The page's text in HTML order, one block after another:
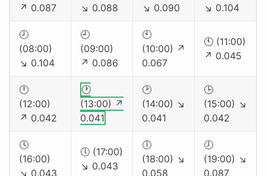
↗ 0.087
↘ 0.088
↘ 0.090
↘ 0.104
🕗
(08:00)
↘ 0.104
🕘
(09:00)
↗ 0.086
🕙
(10:00) ↗
0.067
🕚 (11:00)
↗ 0.045
🕛
(12:00)
↗ 0.042
🕐
(13:00) ↗
0.041
🕑
(14:00) ↘
0.041
🕒
(15:00) ↘
0.042
🕓
(16:00)
↘ 0.043
🕔 (17:00)
↘ 0.043
🕕
(18:00) ↘
0.058
🕖
(19:00) ↘
0.087